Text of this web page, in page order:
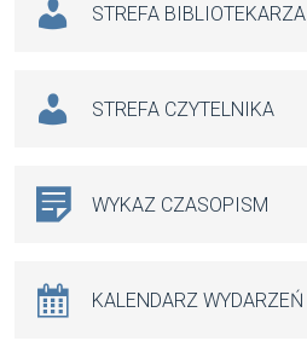
STREFA BIBLIOTEKARZA
STREFA CZYTELNIKA
WYKAZ CZASOPISM
KALENDARZ WYDARZEŃ